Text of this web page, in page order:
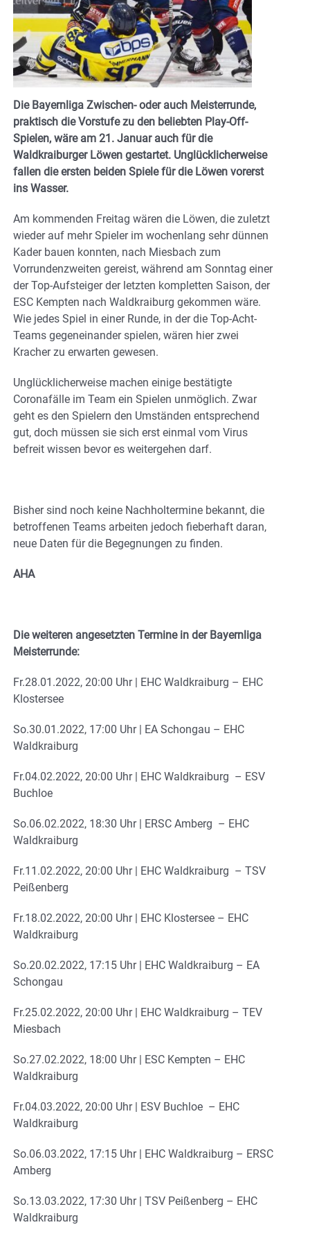
Die Bayernliga Zwischen- oder auch Meisterrunde,
praktisch die Vorstufe zu den beliebten Play-Off-
Spielen, wäre am 21. Januar auch für die
Waldkraiburger Löwen gestartet. Unglücklicherweise
fallen die ersten beiden Spiele für die Löwen vorerst
ins Wasser.
Am kommenden Freitag wären die Löwen, die zuletzt
wieder auf mehr Spieler im wochenlang sehr dünnen
Kader bauen konnten, nach Miesbach zum
Vorrundenzweiten gereist, während am Sonntag einer
der Top-Aufsteiger der letzten kompletten Saison, der
ESC Kempten nach Waldkraiburg gekommen wäre.
Wie jedes Spiel in einer Runde, in der die Top-Acht-
Teams gegeneinander spielen, wären hier zwei
Kracher zu erwarten gewesen.
Unglücklicherweise machen einige bestätigte
Coronafälle im Team ein Spielen unmöglich. Zwar
geht es den Spielern den Umständen entsprechend
gut, doch müssen sie sich erst einmal vom Virus
befreit wissen bevor es weitergehen darf.
Bisher sind noch keine Nachholtermine bekannt, die
betroffenen Teams arbeiten jedoch fieberhaft daran,
neue Daten für die Begegnungen zu finden.
AHA
Die weiteren angesetzten Termine in der Bayernliga
Meisterrunde:
Fr.28.01.2022, 20:00 Uhr | EHC Waldkraiburg – EHC
Klostersee
So.30.01.2022, 17:00 Uhr | EA Schongau – EHC
Waldkraiburg
Fr.04.02.2022, 20:00 Uhr | EHC Waldkraiburg – ESV
Buchloe
So.06.02.2022, 18:30 Uhr | ERSC Amberg – EHC
Waldkraiburg
Fr.11.02.2022, 20:00 Uhr | EHC Waldkraiburg – TSV
Peißenberg
Fr.18.02.2022, 20:00 Uhr | EHC Klostersee – EHC
Waldkraiburg
So.20.02.2022, 17:15 Uhr | EHC Waldkraiburg – EA
Schongau
Fr.25.02.2022, 20:00 Uhr | EHC Waldkraiburg – TEV
Miesbach
So.27.02.2022, 18:00 Uhr | ESC Kempten – EHC
Waldkraiburg
Fr.04.03.2022, 20:00 Uhr | ESV Buchloe – EHC
Waldkraiburg
So.06.03.2022, 17:15 Uhr | EHC Waldkraiburg – ERSC
Amberg
So.13.03.2022, 17:30 Uhr | TSV Peißenberg – EHC
Waldkraiburg